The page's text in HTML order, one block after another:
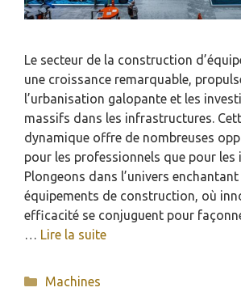
Le secteur de la construction
une croissance remarquable,
l’urbanisation galopante et les
massifs dans les infrastructures.
dynamique offre de nombreuses
pour les professionnels que pour les
Plongeons dans l’univers enchantant
équipements de construction, où
efficacité se conjuguent pour
… Lire la suite
Catégories
Machines